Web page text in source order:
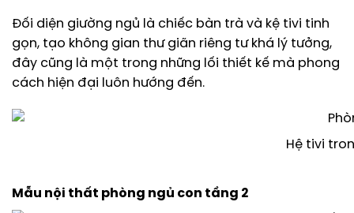
Đối diện giường ngủ là chiếc bàn trà và kệ tivi tinh
gọn, tạo không gian thư giãn riêng tư khá lý tưởng,
đây cũng là một trong những lối thiết kế mà phong
cách hiện đại luôn hướng đến.
Hệ tivi
Mẫu nội thất phòng ngủ con tầng 2